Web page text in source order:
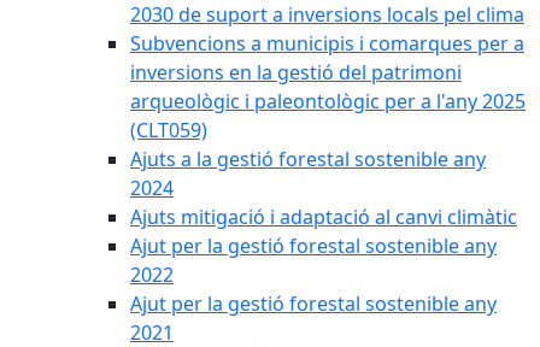
2030 de suport a inversions locals pel clima
Subvencions a municipis i comarques per a
inversions en la gestió del patrimoni
arqueològic i paleontològic per a l'any 2025
(CLT059)
Ajuts a la gestió forestal sostenible any
2024
Ajuts mitigació i adaptació al canvi climàtic
Ajut per la gestió forestal sostenible any
2022
Ajut per la gestió forestal sostenible any
2021